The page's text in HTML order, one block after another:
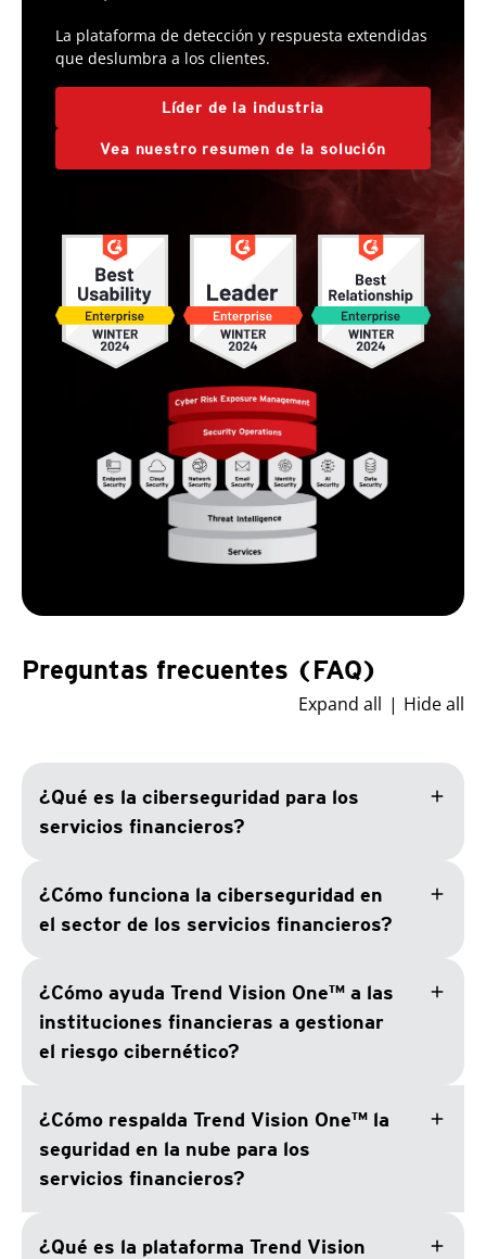
La plataforma de detección y respuesta extendidas
que deslumbra a los clientes.
Líder de la industria
Vea nuestro resumen de la solución
Preguntas frecuentes (FAQ)
Expand all Hide all
¿Qué es la ciberseguridad para los
servicios financieros?
add
¿Cómo funciona la ciberseguridad en
el sector de los servicios financieros?
add
¿Cómo ayuda Trend Vision One™ a las
instituciones financieras a gestionar
el riesgo cibernético?
add
¿Cómo respalda Trend Vision One™ la
seguridad en la nube para los
servicios financieros?
add
¿Qué es la plataforma Trend Vision
add